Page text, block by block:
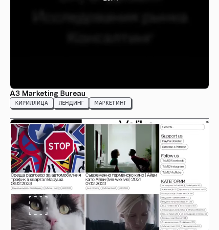
А3 Marketing Bureau
КИРИЛЛИЦА ЛЕНДИНГ МАРКЕТИНГ